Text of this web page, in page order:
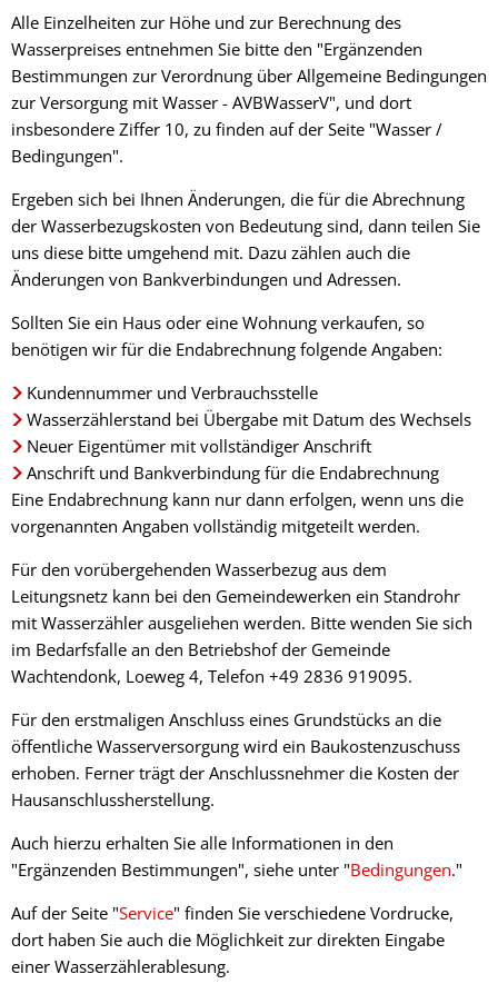
Alle Einzelheiten zur Höhe und zur Berechnung des
Wasserpreises entnehmen Sie bitte den "Ergänzenden
Bestimmungen zur Verordnung über Allgemeine Bedingungen
zur Versorgung mit Wasser - AVBWasserV", und dort
insbesondere Ziffer 10, zu finden auf der Seite "Wasser /
Bedingungen".
Ergeben sich bei Ihnen Änderungen, die für die Abrechnung
der Wasserbezugskosten von Bedeutung sind, dann teilen Sie
uns diese bitte umgehend mit. Dazu zählen auch die
Änderungen von Bankverbindungen und Adressen.
Sollten Sie ein Haus oder eine Wohnung verkaufen, so
benötigen wir für die Endabrechnung folgende Angaben:
Kundennummer und Verbrauchsstelle
Wasserzählerstand bei Übergabe mit Datum des Wechsels
Neuer Eigentümer mit vollständiger Anschrift
Anschrift und Bankverbindung für die Endabrechnung
Eine Endabrechnung kann nur dann erfolgen, wenn uns die
vorgenannten Angaben vollständig mitgeteilt werden.
Für den vorübergehenden Wasserbezug aus dem
Leitungsnetz kann bei den Gemeindewerken ein Standrohr
mit Wasserzähler ausgeliehen werden. Bitte wenden Sie sich
im Bedarfsfalle an den Betriebshof der Gemeinde
Wachtendonk, Loeweg 4, Telefon +49 2836 919095.
Für den erstmaligen Anschluss eines Grundstücks an die
öffentliche Wasserversorgung wird ein Baukostenzuschuss
erhoben. Ferner trägt der Anschlussnehmer die Kosten der
Hausanschlussherstellung.
Auch hierzu erhalten Sie alle Informationen in den
"Ergänzenden Bestimmungen", siehe unter "Bedingungen."
Auf der Seite "Service" finden Sie verschiedene Vordrucke,
dort haben Sie auch die Möglichkeit zur direkten Eingabe
einer Wasserzählerablesung.